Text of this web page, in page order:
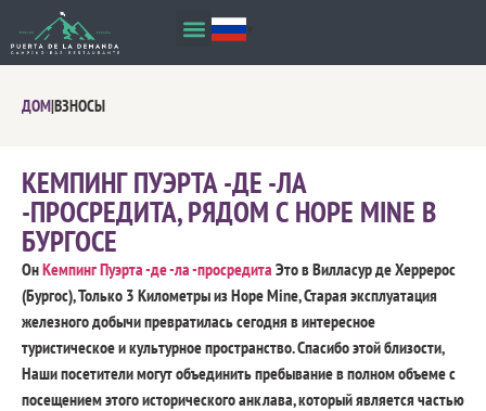
ДОМ|ВЗНОСЫ
КЕМПИНГ ПУЭРТА -ДЕ -ЛА
-ПРОСРЕДИТА, РЯДОМ С HOPE MINE В
БУРГОСЕ
ОнКемпинг Пуэрта -де -ла -просредита Это в Вилласур де Херрерос
(Бургос), Только 3 Километры из Hope Mine, Старая эксплуатация
железного добычи превратилась сегодня в интересное
туристическое и культурное пространство. Спасибо этой близости,
Наши посетители могут объединить пребывание в полном объеме с
посещением этого исторического анклава, который является частью